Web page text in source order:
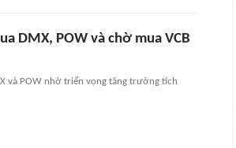
DMX, POW và chờ mua VCB
và POW nhờ triển vọng tăng trưởng tích